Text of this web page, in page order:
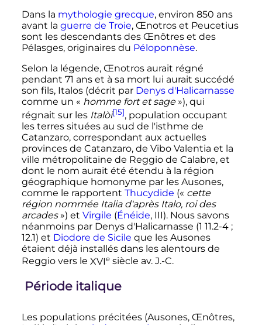
Dans la mythologie grecque, environ 850 ans
avant la guerre de Troie, Œnotros et Peucetius
sont les descendants des Œnôtres et des
Pélasges, originaires du Péloponnèse.
Selon la légende, Œnotros aurait régné
pendant 71 ans et à sa mort lui aurait succédé
son fils, Italos (décrit par Denys d'Halicarnasse
comme un « homme fort et sage »), qui
régnait sur les Italòi[15], population occupant
les terres situées au sud de l'isthme de
Catanzaro, correspondant aux actuelles
provinces de Catanzaro, de Vibo Valentia et la
ville métropolitaine de Reggio de Calabre, et
dont le nom aurait été étendu à la région
géographique homonyme par les Ausones,
comme le rapportent Thucydide (« cette
région nommée Italia d'après Italo, roi des
arcades ») et Virgile (Énéide, III). Nous savons
néanmoins par Denys d'Halicarnasse (1 11.2-4 ;
12.1) et Diodore de Sicile que les Ausones
étaient déjà installés dans les alentours de
Reggio vers le XVIe siècle av. J.-C.
Période italique
Les populations précitées (Ausones, Œnôtres,